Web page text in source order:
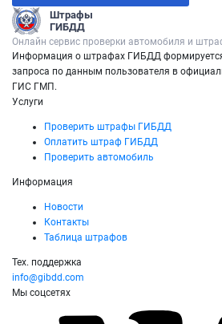
Штрафы
ГИБДД
Онлайн сервис проверки автомобиля и
Информация о штрафах ГИБДД
запроса по данным пользователя в
ГИС ГМП.
Услуги
Проверить штрафы ГИБДД
Оплатить штраф ГИБДД
Проверить автомобиль
Информация
Новости
Контакты
Таблица штрафов
Тех. поддержка
info@gibdd.com
Мы соцсетях